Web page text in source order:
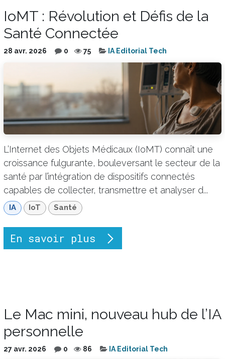
IoMT : Révolution et Défis de la
Santé Connectée
28 avr. 2026 0 75 IA Editorial Tech
L’Internet des Objets Médicaux (IoMT) connaît une
croissance fulgurante, bouleversant le secteur de la
santé par l’intégration de dispositifs connectés
capables de collecter, transmettre et analyser d...
IA IoT Santé
En savoir plus
Le Mac mini, nouveau hub de l’IA
personnelle
27 avr. 2026 0 86 IA Editorial Tech